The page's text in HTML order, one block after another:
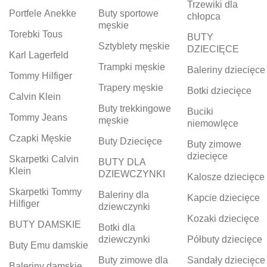
Portfele Anekke
Torebki Tous
Karl Lagerfeld
Tommy Hilfiger
Calvin Klein
Tommy Jeans
Czapki Męskie
Skarpetki Calvin
Klein
Skarpetki Tommy
Hilfiger
BUTY DAMSKIE
Buty Emu damskie
Buty sportowe
męskie
Sztyblety męskie
Trampki męskie
Trapery męskie
Buty trekkingowe
męskie
Buty Dziecięce
BUTY DLA
DZIEWCZYNKI
Baleriny dla
dziewczynki
Botki dla
dziewczynki
Buty zimowe dla
Trzewiki dla
chłopca
BUTY
DZIECIĘCE
Baleriny dziecięce
Botki dziecięce
Buciki
niemowlęce
Buty zimowe
dziecięce
Kalosze dziecięce
Kapcie dziecięce
Kozaki dziecięce
Półbuty dziecięce
Sandały dziecięce